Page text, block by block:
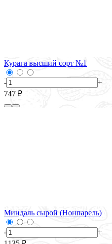
Курага высший сорт №1
-
+
747 ₽
Миндаль сырой (Нонпарель)
-
+